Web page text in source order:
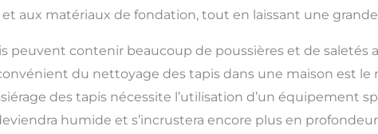
et aux matériaux de fondation, tout en laissant une
peuvent contenir beaucoup de poussières et de saletés
du nettoyage des tapis dans une maison est le
des tapis nécessite l’utilisation d’un équipement
humide et s’incrustera encore plus en